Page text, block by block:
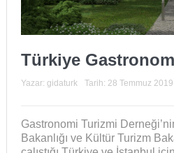
Türkiye
Yazar: gidaturk Tarih: 28 Temmuz 2019
Gastronomi Turizmi
Bakanlığı ve Kültür Turizm